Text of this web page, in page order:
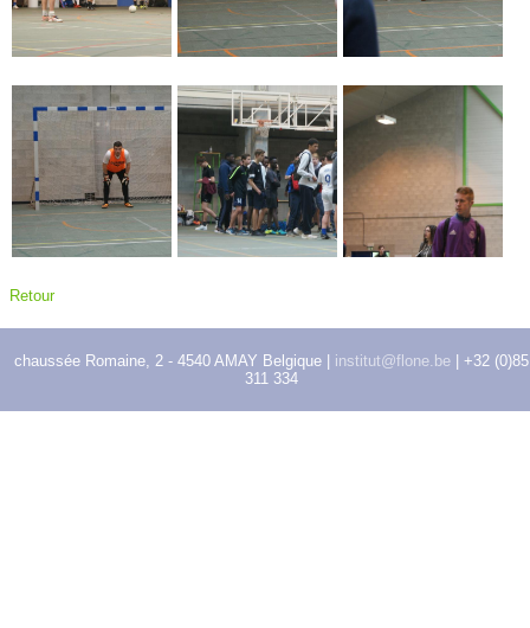
Retour
chaussée Romaine, 2 - 4540 AMAY Belgique | institut@flone.be| +32 (0)85
311 334